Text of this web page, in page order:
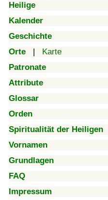
Heilige
Kalender
Geschichte
Orte | Karte
Patronate
Attribute
Glossar
Orden
Spiritualität der Heiligen
Vornamen
Grundlagen
FAQ
Impressum